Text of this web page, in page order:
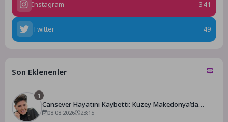
Instagram 341
Twitter 49
Son Eklenenler
1
Cansever Hayatını Kaybetti: Kuzey Makedonya’da
Toprağa Verilecek
08.08.2026 23:15